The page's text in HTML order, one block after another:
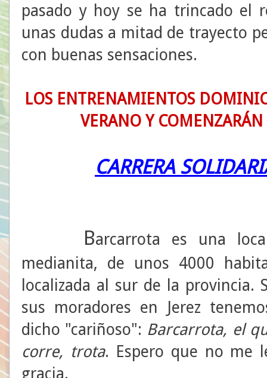
pasado y hoy se ha trincado el
unas dudas a mitad de trayecto
con buenas sensaciones.
LOS ENTRENAMIENTOS
VERANO Y
CARRERA
Barcarrota es una
medianita, de unos 4000
localizada al sur de la provincia.
sus moradores en Jerez
dicho "cariñoso": Barcarrota, el
corre, trota. Espero que no me
gracia.